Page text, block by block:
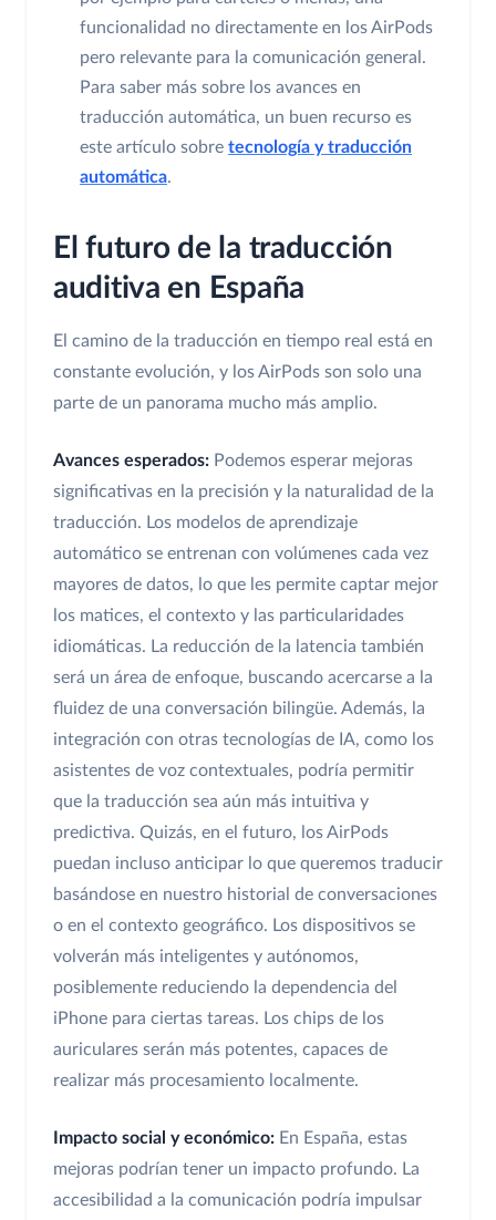
funcionalidad no directamente en los AirPods
pero relevante para la comunicación general.
Para saber más sobre los avances en
traducción automática, un buen recurso es
este artículo sobre tecnología y traducción
automática.
El futuro de la traducción
auditiva en España
El camino de la traducción en tiempo real está en
constante evolución, y los AirPods son solo una
parte de un panorama mucho más amplio.
Avances esperados: Podemos esperar mejoras
significativas en la precisión y la naturalidad de la
traducción. Los modelos de aprendizaje
automático se entrenan con volúmenes cada vez
mayores de datos, lo que les permite captar mejor
los matices, el contexto y las particularidades
idiomáticas. La reducción de la latencia también
será un área de enfoque, buscando acercarse a la
fluidez de una conversación bilingüe. Además, la
integración con otras tecnologías de IA, como los
asistentes de voz contextuales, podría permitir
que la traducción sea aún más intuitiva y
predictiva. Quizás, en el futuro, los AirPods
puedan incluso anticipar lo que queremos traducir
basándose en nuestro historial de conversaciones
o en el contexto geográfico. Los dispositivos se
volverán más inteligentes y autónomos,
posiblemente reduciendo la dependencia del
iPhone para ciertas tareas. Los chips de los
auriculares serán más potentes, capaces de
realizar más procesamiento localmente.
Impacto social y económico: En España, estas
mejoras podrían tener un impacto profundo. La
accesibilidad a la comunicación podría impulsar